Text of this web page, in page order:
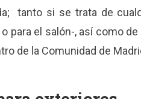
tanto si se trata de
para el salón-, así como
de la Comunidad de